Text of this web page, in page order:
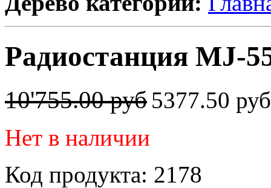
Радиостанция MJ-
10'755.00 руб 5377.50
Нет в наличии
Код продукта: 2178